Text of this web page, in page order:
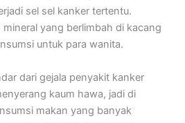
sel sel kanker tertentu.
yang berlimbah di kacang
untuk para wanita.
dari gejala penyakit kanker
kaum hawa, jadi di
makan yang banyak